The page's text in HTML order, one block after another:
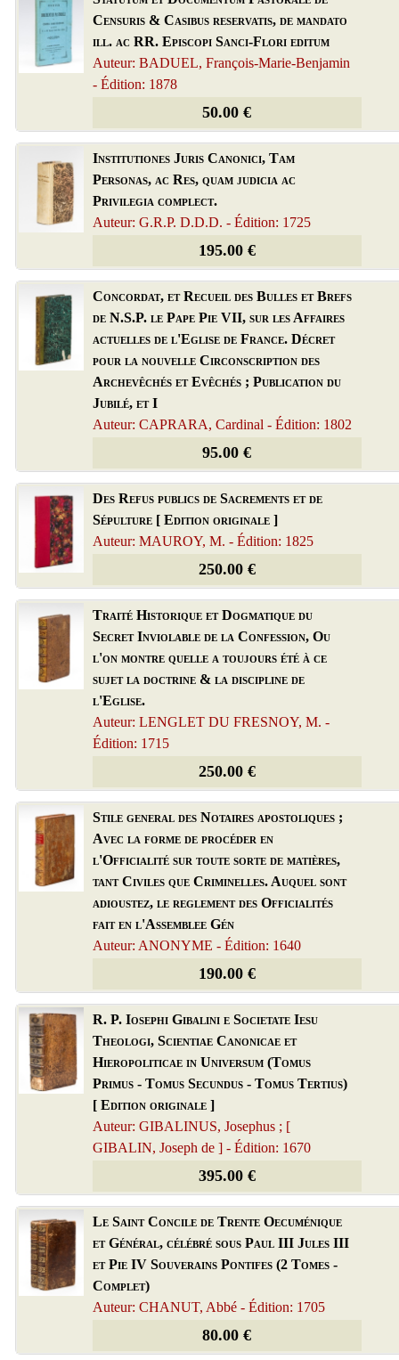
Censuris & Casibus reservatis, de mandato
ill. ac RR. Episcopi Sanci-Flori editum
Auteur: BADUEL, François-Marie-Benjamin
- Édition: 1878
50.00 €
Institutiones Juris Canonici, Tam
Personas, ac Res, quam judicia ac
Privilegia complect.
Auteur: G.R.P. D.D.D. - Édition: 1725
195.00 €
Concordat, et Recueil des Bulles et Brefs
de N.S.P. le Pape Pie VII, sur les Affaires
actuelles de l'Eglise de France. Décret
pour la nouvelle Circonscription des
Archevêchés et Evêchés ; Publication du
Jubilé, et I
Auteur: CAPRARA, Cardinal - Édition: 1802
95.00 €
Des Refus publics de Sacrements et de
Sépulture [ Edition originale ]
Auteur: MAUROY, M. - Édition: 1825
250.00 €
Traité Historique et Dogmatique du
Secret Inviolable de la Confession, Ou
l'on montre quelle a toujours été à ce
sujet la doctrine & la discipline de
l'Eglise.
Auteur: LENGLET DU FRESNOY, M. -
Édition: 1715
250.00 €
Stile general des Notaires apostoliques ;
Avec la forme de procéder en
l'Officialité sur toute sorte de matières,
tant Civiles que Criminelles. Auquel sont
adioustez, le reglement des Officialités
fait en l'Assemblee Gén
Auteur: ANONYME - Édition: 1640
190.00 €
R. P. Iosephi Gibalini e Societate Iesu
Theologi, Scientiae Canonicae et
Hieropoliticae in Universum (Tomus
Primus - Tomus Secundus - Tomus Tertius)
[ Edition originale ]
Auteur: GIBALINUS, Josephus ; [
GIBALIN, Joseph de ] - Édition: 1670
395.00 €
Le Saint Concile de Trente Oecuménique
et Général, célébré sous Paul III Jules III
et Pie IV Souverains Pontifes (2 Tomes -
Complet)
Auteur: CHANUT, Abbé - Édition: 1705
80.00 €